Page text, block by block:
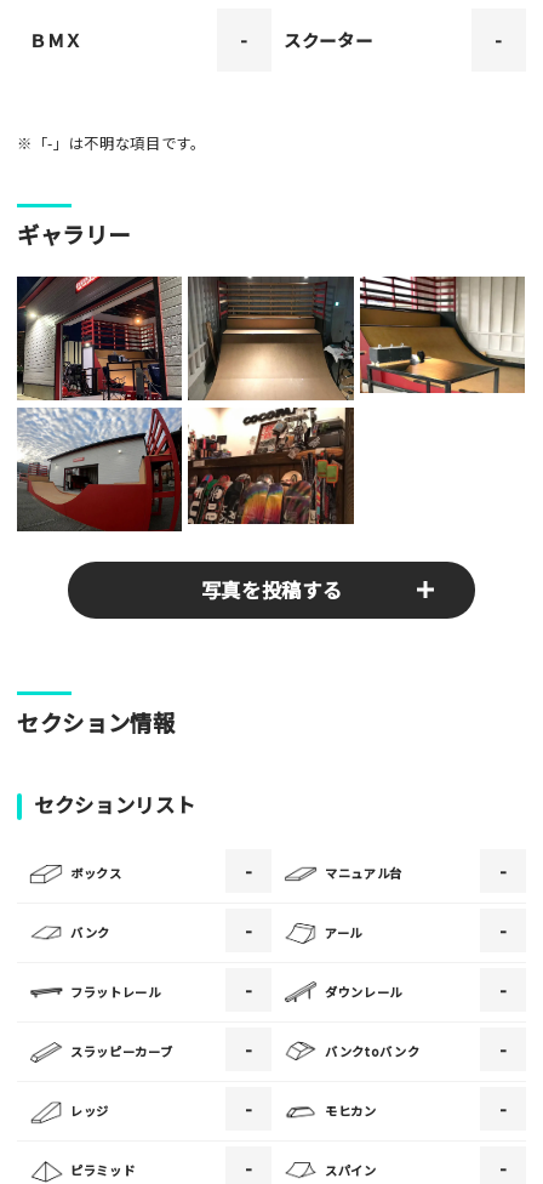
ＢＭＸ - スクーター -
※「-」は不明な項目です。
ギャラリー
写真を投稿する
パークやスポットの写真をぜひお送りください！あなたの写真
がみんなの参考となります！
[text photo1alt placeholder "写真の解説※任意]
写真
[text photo3alt placeholder "写真の解説※任意]
セクション情報
セクションリスト
ボックス - マニュアル台 -
バンク - アール -
フラットレール - ダウンレール -
スラッピーカーブ - バンクtoバンク -
レッジ - モヒカン -
ピラミッド - スパイン -